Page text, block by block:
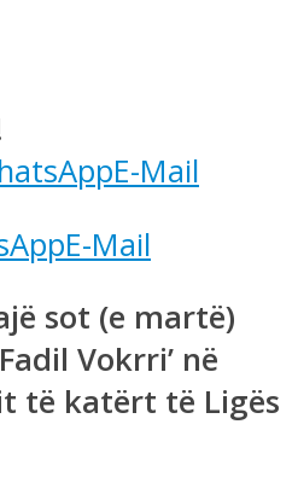
E-Mail
E-Mail
sot (e martë)
Vokrri’ në
të katërt të Ligës